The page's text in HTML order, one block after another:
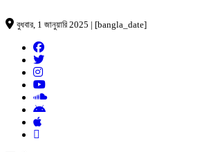
বুধবার, 1 জানুয়ারি 2025 | [bangla_date]